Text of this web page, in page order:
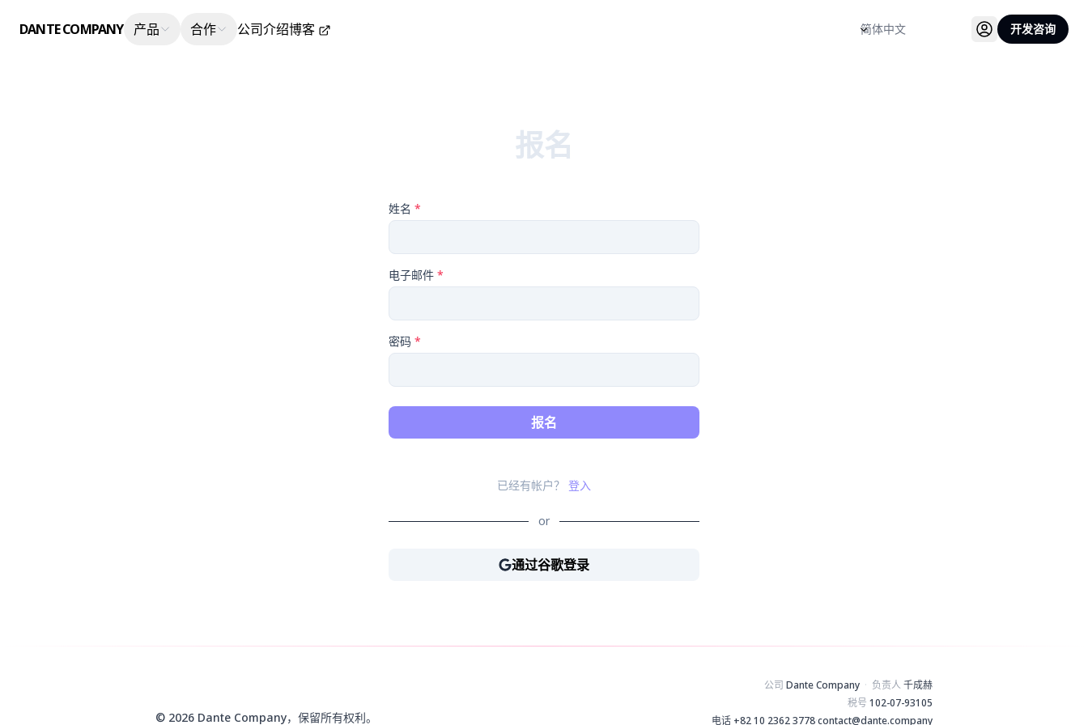
DANTE COMPANY 产品 合作 公司介绍博客 语言 开发咨询
报名
姓名 *
电子邮件 *
密码 *
报名
已经有帐户？ 登入
or
通过谷歌登录
通过谷歌登录
© 2026 Dante Company，保留所有权利。
公司 Dante Company · 负责人千成赫
税号 102-07-93105
电话 +82 10 2362 3778·contact@dante.company